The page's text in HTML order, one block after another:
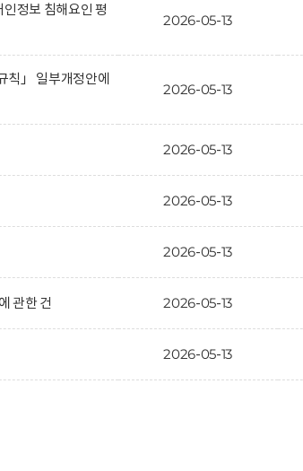
정보 침해요인 평
2026-05-13
칙」 일부개정안에
2026-05-13
2026-05-13
2026-05-13
2026-05-13
관한 건 2026-05-13
2026-05-13